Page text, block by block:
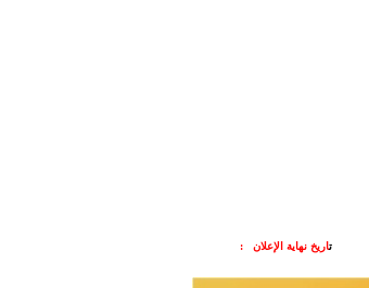
تاريخ نهاية الإعلان :